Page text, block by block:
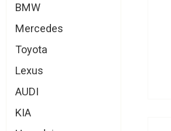
BMW
Mercedes
Toyota
Lexus
AUDI
KIA